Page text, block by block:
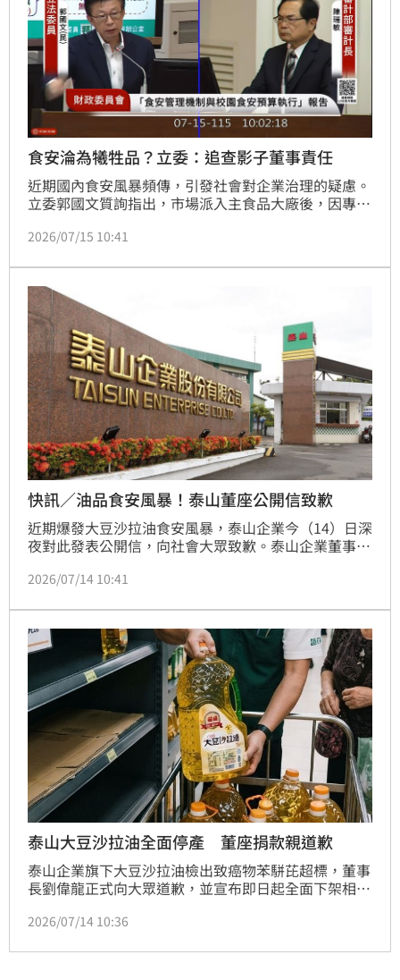
食安淪為犧牲品？立委：追查影子董事責任
近期國內食安風暴頻傳，引發社會對企業治理的疑慮。
立委郭國文質詢指出，市場派入主食品大廠後，因專業
安。郭國文要求主管機關追查「影子董事」責任，並質
陳瑞敏坦言自主管理機制失靈，衛福部次長林靜儀則承
諾調整檢驗頻次，並強化數據同步通報。審計部誓言將
於三個月內全面盤點各部會委外驗證機制，並強力追蹤
問責，以改善系統性缺失，確保國人食安防線不再淪為
企業經營權爭奪的犧牲品。
2026/07/15 10:41
快訊／油品食安風暴！泰山董座公開信致歉
近期爆發大豆沙拉油食安風暴，泰山企業今（14）日深
夜對此發表公開信，向社會大眾致歉。泰山企業董事長
力的第三方檢驗單位確認毫無疑慮前，將持續全面停止
萬元供專業機構提升食品檢驗的量能所用。
2026/07/14 10:41
泰山大豆沙拉油全面停產 董座捐款親道歉
泰山企業旗下大豆沙拉油檢出致癌物苯駢芘超標，董事
長劉偉龍正式向大眾道歉，並宣布即日起全面下架相關
寬退費原則，並捐贈3,000萬元提升國內食安檢驗量
福壽及福懋等業者共49項產品預防性下架。台中地檢署
2026/07/14 10:36